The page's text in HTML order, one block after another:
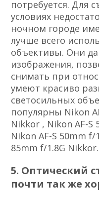
потребуется. Для
условиях
ночном городе
лучше всего
объективы. Они
изображения,
снимать при
умеют красиво
светоcильных
популярны Nikon
Nikkor , Nikon AF-S
Nikon AF-S 50mm f/
85mm f/1.8G Nikkor.
5. Оптический
почти так же